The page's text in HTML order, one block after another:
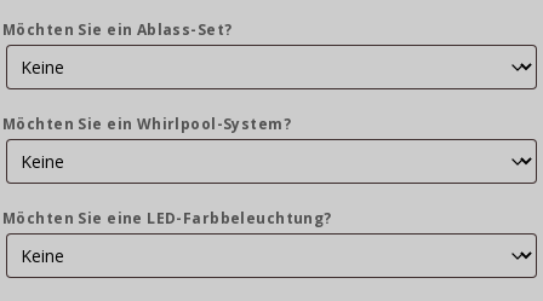
Möchten Sie ein Ablass-Set?
Möchten Sie ein Whirlpool-System?
Möchten Sie eine LED-Farbbeleuchtung?